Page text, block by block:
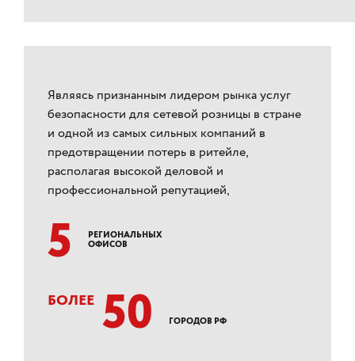
Являясь признанным лидером рынка услуг
безопасности для сетевой розницы в стране
и одной из самых сильных компаний в
предотвращении потерь в ритейле,
располагая высокой деловой и
профессиональной репутацией,
5 РЕГИОНАЛЬНЫХ
ОФИСОВ
БОЛЕЕ 50 ГОРОДОВ РФ